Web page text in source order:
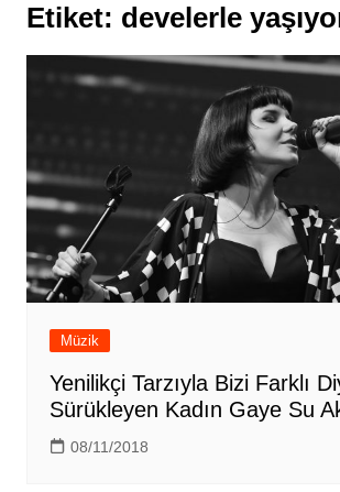
Etiket: develerle
Müzik
Yenilikçi Tarzıyla Bizi Farklı
Sürükleyen Kadın Gaye Su
08/11/2018